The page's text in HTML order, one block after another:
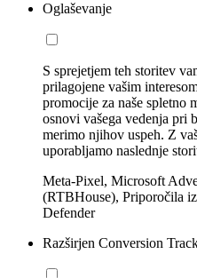
Oglaševanje
S sprejetjem teh storitev
prilagojene vašim
promocije za naše spletno
osnovi vašega vedenja pri
merimo njihov uspeh. Z
uporabljamo naslednje
Meta-Pixel, Microsoft
(RTBHouse), Priporočila
Defender
Razširjen Conversion